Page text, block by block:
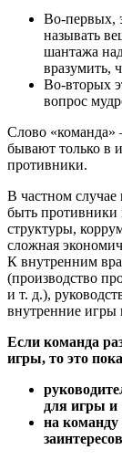
Во-первых,
называть
шантажа
вразумить,
Во-вторых
вопрос
Слово «команда»
бывают только в
противники.
В частном
быть
структуры,
сложная
К внутренним
(производство
и т. д.),
внутренние игры
Если команда
игры, то это
для игры и
на команду